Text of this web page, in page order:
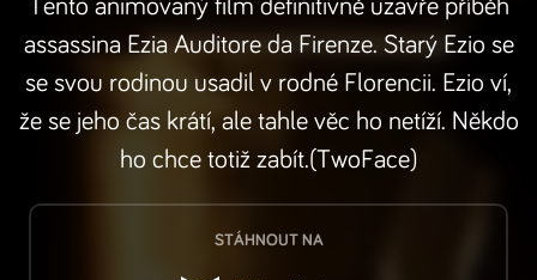
Tento animovaný film definitivně uzavře příběh
assassina Ezia Auditore da Firenze. Starý Ezio se
se svou rodinou usadil v rodné Florencii. Ezio ví,
že se jeho čas krátí, ale tahle věc ho netíží. Někdo
ho chce totiž zabít.(TwoFace)
STÁHNOUT NA